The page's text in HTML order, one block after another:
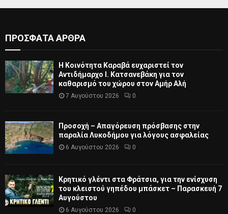
ΠΡΟΣΦΑΤΑ ΑΡΘΡΑ
Η Κοινότητα Καραβά ευχαριστεί τον
Αντιδήμαρχο Ι. Κατσανεβάκη για τον
καθαρισμό του χώρου στον Αμήρ Αλή
7 Αυγούστου 2026 0
Προσοχή – Απαγόρευση πρόσβασης στην
παραλία Λυκοδήμου για λόγους ασφαλείας
6 Αυγούστου 2026 0
Κρητικό γλέντι στα Φράτσια, για την ενίσχυση
του κλειστού γηπέδου μπάσκετ – Παρασκευή 7
Αυγούστου
6 Αυγούστου 2026 0